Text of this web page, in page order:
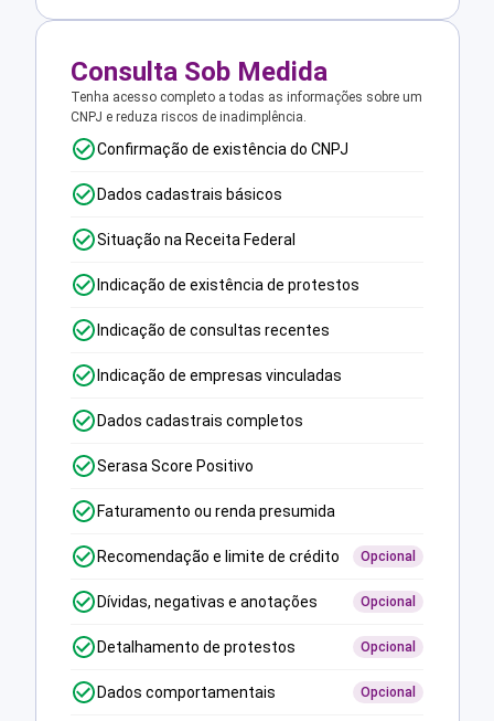
Consulta Sob Medida
Tenha acesso completo a todas as informações sobre um
CNPJ e reduza riscos de inadimplência.
Confirmação de existência do CNPJ
Dados cadastrais básicos
Situação na Receita Federal
Indicação de existência de protestos
Indicação de consultas recentes
Indicação de empresas vinculadas
Dados cadastrais completos
Serasa Score Positivo
Faturamento ou renda presumida
Recomendação e limite de crédito Opcional
Dívidas, negativas e anotações Opcional
Detalhamento de protestos Opcional
Dados comportamentais Opcional